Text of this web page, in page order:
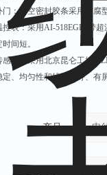
门：中空密封胶条采用防腐
控表：采用AI-518EGL2带
时间短。
感器：采用北京昆仑工控
定、均匀性和线性较好、有
产品：